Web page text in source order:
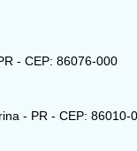
- CEP: 86076-000
- PR - CEP: 86010-